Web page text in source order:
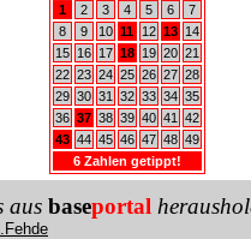
1
2 3 4 5 6
7
8
9 10 11 12 13
14
15
16 17 18 19 20 21
22 23 24 25 26 27 28
29 30 31 32 33 34 35
36 37 38 39 40 41
42
43 44 45 46 47 48 49
6 Zahlen getippt!
aus baseportal